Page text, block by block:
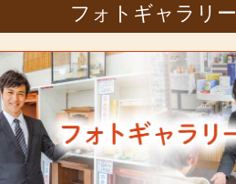
フォトギャラリー